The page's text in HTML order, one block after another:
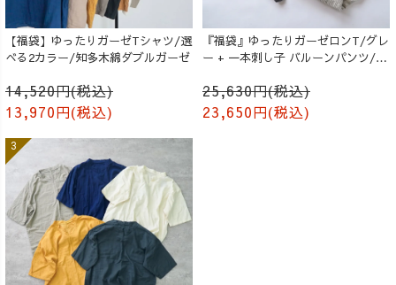
【福袋】ゆったりガーゼTシャツ/選
べる2カラー/知多木綿ダブルガーゼ
14,520円(税込)
13,970円(税込)
『福袋』ゆったりガーゼロンT/グレ
ー + 一本刺し子 バルーンパンツ/生
25,630円(税込)
23,650円(税込)